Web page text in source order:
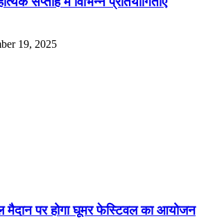
19, 2025
मैदान पर होगा घूमर फेस्टिवल का आयोजन